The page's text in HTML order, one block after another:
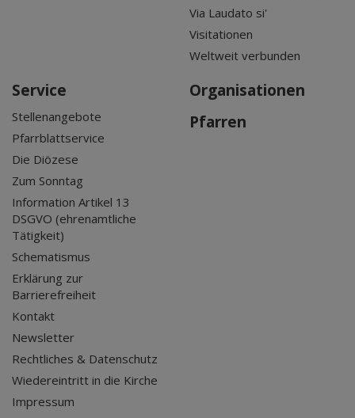
Via Laudato si'
Visitationen
Weltweit verbunden
Service
Stellenangebote
Pfarrblattservice
Die Diözese
Zum Sonntag
Information Artikel 13
DSGVO (ehrenamtliche
Tätigkeit)
Schematismus
Erklärung zur
Barrierefreiheit
Kontakt
Newsletter
Rechtliches & Datenschutz
Wiedereintritt in die Kirche
Impressum
Organisationen
Pfarren